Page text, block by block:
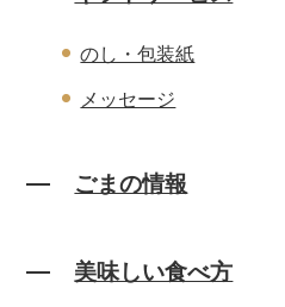
のし・包装紙
メッセージ
ごまの情報
美味しい食べ方